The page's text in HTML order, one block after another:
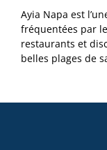
Ayia Napa est
fréquentées par
restaurants et
belles plages de